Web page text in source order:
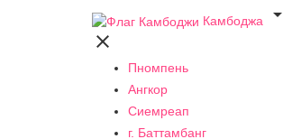
Камбоджа


Пномпень
Ангкор
Сиемреап
г. Баттамбанг